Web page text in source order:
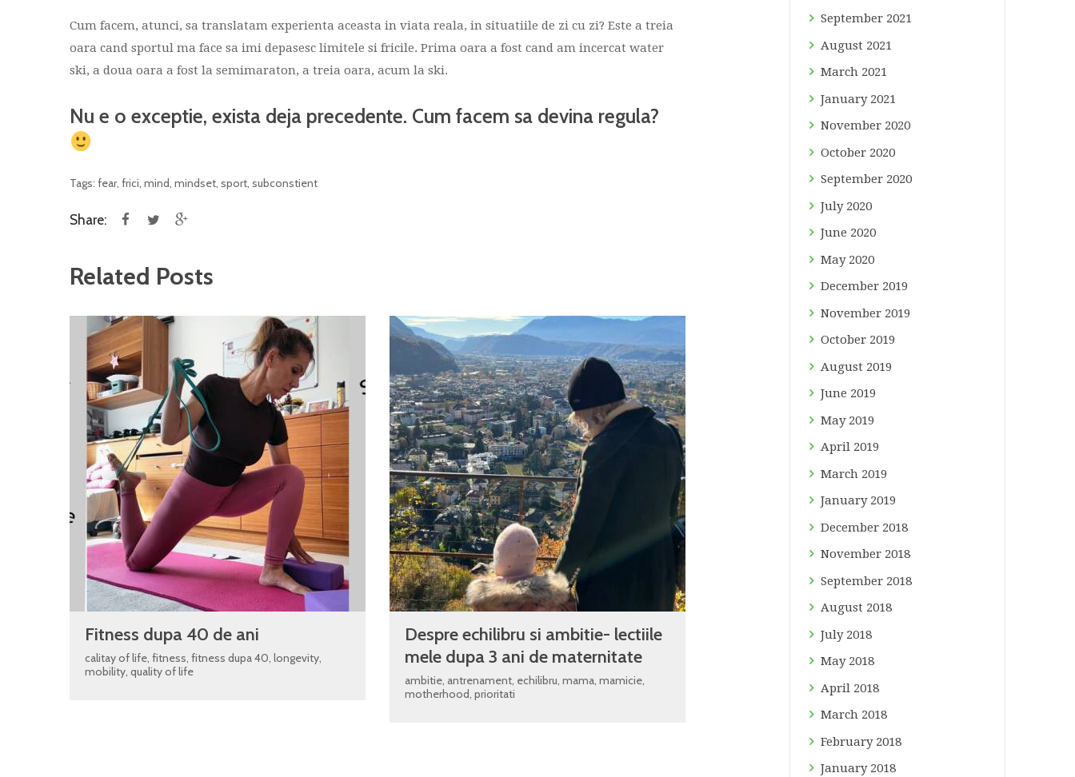
Cum facem, atunci, sa translatam experienta aceasta in viata reala, in situatiile de zi cu zi? Este a treia
oara cand sportul ma face sa imi depasesc limitele si fricile. Prima oara a fost cand am incercat water
ski, a doua oara a fost la semimaraton, a treia oara, acum la ski.
Nu e o exceptie, exista deja precedente. Cum facem sa devina regula?
Tags: fear, frici mind mindset sport subconstient
Share:
Related Posts
Fitness dupa 40 de ani
calitay of life, fitness fitness dupa 40 longevity,
mobility, quality of life
Despre echilibru si ambitie- lectiile
mele dupa 3 ani de maternitate
ambitie, antrenament, echilibru mama, mamicie,
motherhood prioritati
September 2021
August 2021
March 2021
January 2021
November 2020
October 2020
September 2020
July 2020
June 2020
May 2020
December 2019
November 2019
October 2019
August 2019
June 2019
May 2019
April 2019
March 2019
January 2019
December 2018
November 2018
September 2018
August 2018
July 2018
May 2018
April 2018
March 2018
February 2018
January 2018